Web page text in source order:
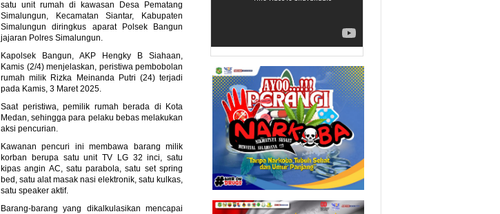
satu unit rumah di kawasan Desa Pematang
Simalungun, Kecamatan Siantar, Kabupaten
Simalungun diringkus aparat Polsek Bangun
jajaran Polres Simalungun.
Kapolsek Bangun, AKP Hengky B Siahaan,
Kamis (2/4) menjelaskan, peristiwa pembobolan
rumah milik Rizka Meinanda Putri (24) terjadi
pada Kamis, 3 Maret 2025.
Saat peristiwa, pemilik rumah berada di Kota
Medan, sehingga para pelaku bebas melakukan
aksi pencurian.
Kawanan pencuri ini membawa barang milik
korban berupa satu unit TV LG 32 inci, satu
kipas angin AC, satu parabola, satu set spring
bed, satu alat masak nasi elektronik, satu kulkas,
satu speaker aktif.
Barang-barang yang dikalkulasikan mencapai